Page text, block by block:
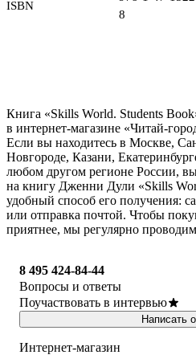
ISBN
8
Книга «Skills World. Students
в интернет-магазине «Читай-
Если вы находитесь в Москве,
Новгороде, Казани,
любом другом регионе России,
на книгу Дженни Дули «Skills
удобный способ его получения:
или отправка почтой. Чтобы
приятнее, мы регулярно
8 495 424-84-44
Вопросы и ответы
Поучаствовать в интервью
Написать
Интернет-магазин